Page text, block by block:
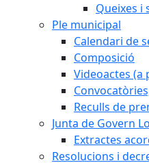
Queixes i
Ple municipal
Calendari de
Composició
Videoactes (a
Reculls de
Junta de Govern
Extractes
Resolucions i